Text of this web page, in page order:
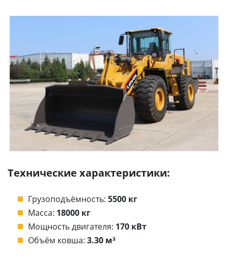
Технические характеристики:
Грузоподъёмность: 5500 кг
Масса: 18000 кг
Мощность двигателя: 170 кВт
Объём ковша: 3.30 м³